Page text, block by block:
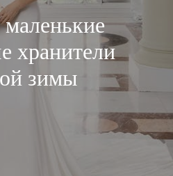
хранители
зимы